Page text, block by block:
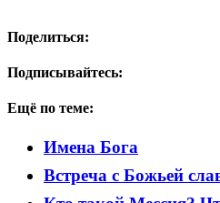
Поделиться:
Подписывайтесь:
Ещё по теме:
Имена Бога
Встреча с Божьей